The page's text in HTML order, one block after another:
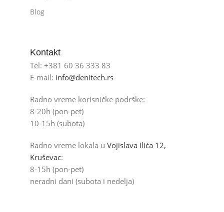
Blog
Kontakt
Tel: +381 60 36 333 83
E-mail: info@denitech.rs
Radno vreme korisničke podrške:
8-20h (pon-pet)
10-15h (subota)
Radno vreme lokala u Vojislava Ilića 12,
Kruševac:
8-15h (pon-pet)
neradni dani (subota i nedelja)